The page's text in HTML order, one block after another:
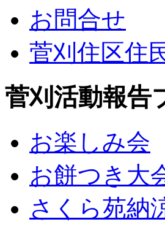
お問合せ
菅刈住区住
菅刈活動報告
お楽しみ会
お餅つき大
さくら苑納